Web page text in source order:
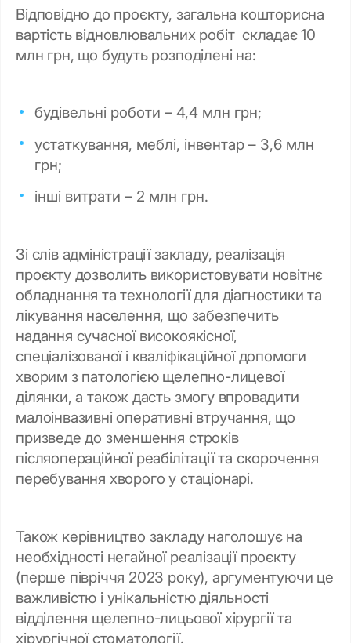
Відповідно до проєкту, загальна кошторисна
вартість відновлювальних робіт складає 10
млн грн, що будуть розподілені на:
будівельні роботи – 4,4 млн грн;
устаткування, меблі, інвентар – 3,6 млн
грн;
інші витрати – 2 млн грн.
Зі слів адміністрації закладу, реалізація
проєкту дозволить використовувати новітнє
обладнання та технології для діагностики та
лікування населення, що забезпечить
надання сучасної високоякісної,
спеціалізованої і кваліфікаційної допомоги
хворим з патологією щелепно-лицевої
ділянки, а також дасть змогу впровадити
малоінвазивні оперативні втручання, що
призведе до зменшення строків
післяопераційної реабілітації та скорочення
перебування хворого у стаціонарі.
Також керівництво закладу наголошує на
необхідності негайної реалізації проєкту
(перше півріччя 2023 року), аргументуючи це
важливістю і унікальністю діяльності
відділення щелепно-лицьової хірургії та
хірургічної стоматології.